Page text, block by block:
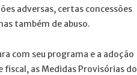
adversas, certas concessões
também de abuso.
com seu programa e a adoção
as Medidas Provisórias do